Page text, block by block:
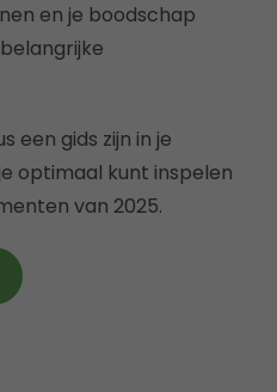
en je boodschap
een gids zijn in je
optimaal kunt inspelen
van 2025.